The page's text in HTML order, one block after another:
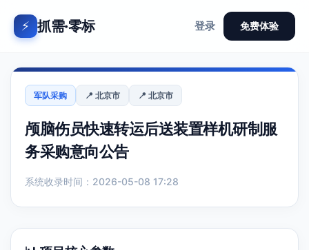
⚡ 抓需·零标 登录 免费体验
军队采购 📍 北京市 📍 北京市
颅脑伤员快速转运后送装置样机研制服
务采购意向公告
系统收录时间：2026-05-08 17:28